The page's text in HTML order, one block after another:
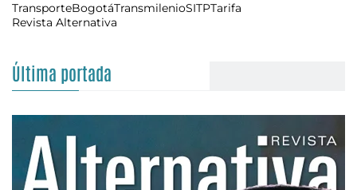
TransporteBogotáTransmilenioSITPTarifa
Revista Alternativa
Última portada